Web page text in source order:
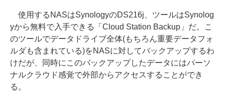
使用するNASはSynologyのDS216j、ツールはSynolog
yから無料で入手できる「Cloud Station Backup」だ。こ
のツールでデータドライブ全体(もちろん重要データフォ
ルダも含まれている)をNASに対してバックアップするわ
けだが、同時にこのバックアップしたデータにはパーソ
ナルクラウド感覚で外部からアクセスすることができ
る。